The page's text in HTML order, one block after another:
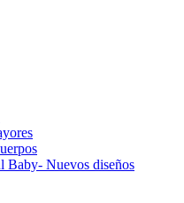
Baby- Nuevos diseños